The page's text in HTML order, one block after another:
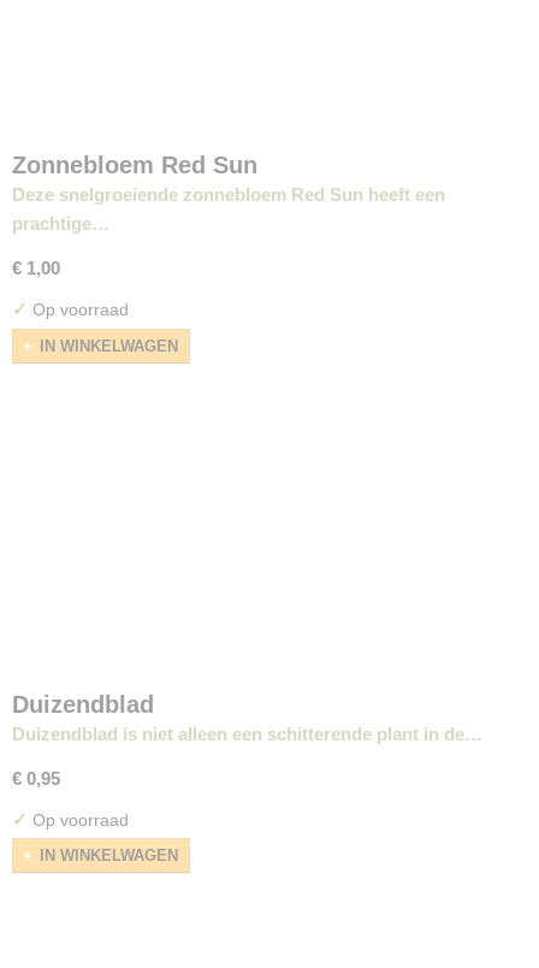
Zonnebloem Red Sun
Deze snelgroeiende zonnebloem Red Sun heeft een
prachtige…
€ 1,00
✓ Op voorraad
IN WINKELWAGEN
Duizendblad
Duizendblad is niet alleen een schitterende plant in de…
€ 0,95
✓ Op voorraad
IN WINKELWAGEN